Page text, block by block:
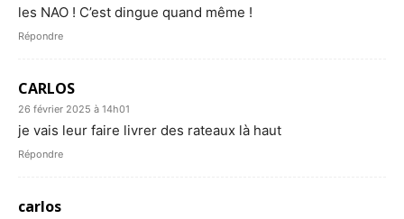
les NAO ! C’est dingue quand même !
Répondre
CARLOS
26 février 2025 à 14h01
je vais leur faire livrer des rateaux là haut
Répondre
carlos